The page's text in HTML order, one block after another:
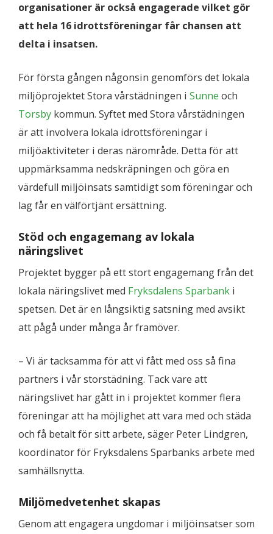
organisationer är också engagerade vilket gör
att hela 16 idrottsföreningar får chansen att
delta i insatsen.
För första gången någonsin genomförs det lokala
miljöprojektet Stora vårstädningen i Sunne och
Torsby kommun. Syftet med Stora vårstädningen
är att involvera lokala idrottsföreningar i
miljöaktiviteter i deras närområde. Detta för att
uppmärksamma nedskräpningen och göra en
värdefull miljöinsats samtidigt som föreningar och
lag får en välförtjänt ersättning.
Stöd och engagemang av lokala
näringslivet
Projektet bygger på ett stort engagemang från det
lokala näringslivet med Fryksdalens Sparbank i
spetsen. Det är en långsiktig satsning med avsikt
att pågå under många år framöver.
– Vi är tacksamma för att vi fått med oss så fina
partners i vår storstädning. Tack vare att
näringslivet har gått in i projektet kommer flera
föreningar att ha möjlighet att vara med och städa
och få betalt för sitt arbete, säger Peter Lindgren,
koordinator för Fryksdalens Sparbanks arbete med
samhällsnytta.
Miljömedvetenhet skapas
Genom att engagera ungdomar i miljöinsatser som